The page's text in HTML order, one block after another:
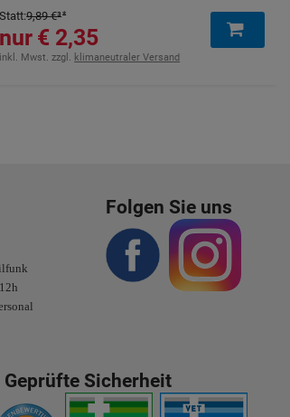
2,35 €
Statt:9,89 €³
inkl. Mwst. zzgl. klimaneutraler Versand
Folgen Sie uns
Geprüfte Sicherheit